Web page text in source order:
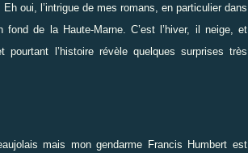
oui, l’intrigue de mes romans, en particulier dans
de la Haute-Marne. C’est l’hiver, il neige, et
l’histoire révèle quelques surprises très
mais mon gendarme Francis Humbert est